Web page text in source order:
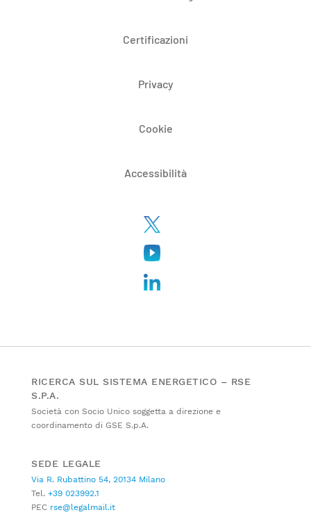
Certificazioni
Privacy
Cookie
Accessibilità
RICERCA SUL SISTEMA ENERGETICO – RSE
S.P.A.
Società con Socio Unico soggetta a direzione e
coordinamento di GSE S.p.A.
SEDE LEGALE
Via R. Rubattino 54, 20134 Milano
Tel. +39 023992.1
PEC rse@legalmail.it